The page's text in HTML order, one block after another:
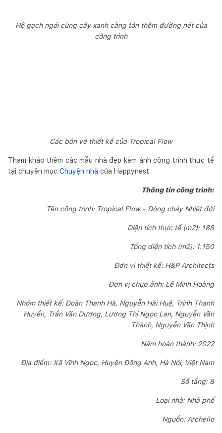
Hệ gạch ngói cùng cây xanh càng tôn thêm đường nét của
công trình
Các bản vẽ thiết kế của Tropical Flow
Tham khảo thêm các mẫu nhà đẹp kèm ảnh công trình thực tế
tại chuyên mục Chuyện nhà của Happynest.
Thông tin công trình:
Tên công trình: Tropical Flow - Dòng chảy Nhiệt đới
Diện tích thực tế (m2): 188
Tổng diện tích (m2): 1.150
Đơn vị thiết kế: H&P Architects
Đơn vị chụp ảnh: Lê Minh Hoàng
Nhóm thiết kế: Đoàn Thanh Hà, Nguyễn Hải Huệ, Trịnh Thanh
Huyền, Trần Văn Dương, Lương Thị Ngọc Lan, Nguyễn Văn
Thành, Nguyễn Văn Thịnh
Năm hoàn thành: 2022
Địa điểm: Xã Vĩnh Ngọc, Huyện Đông Anh, Hà Nội, Việt Nam
Số tầng: 8
Loại nhà: Nhà phố
Nguồn: Archello